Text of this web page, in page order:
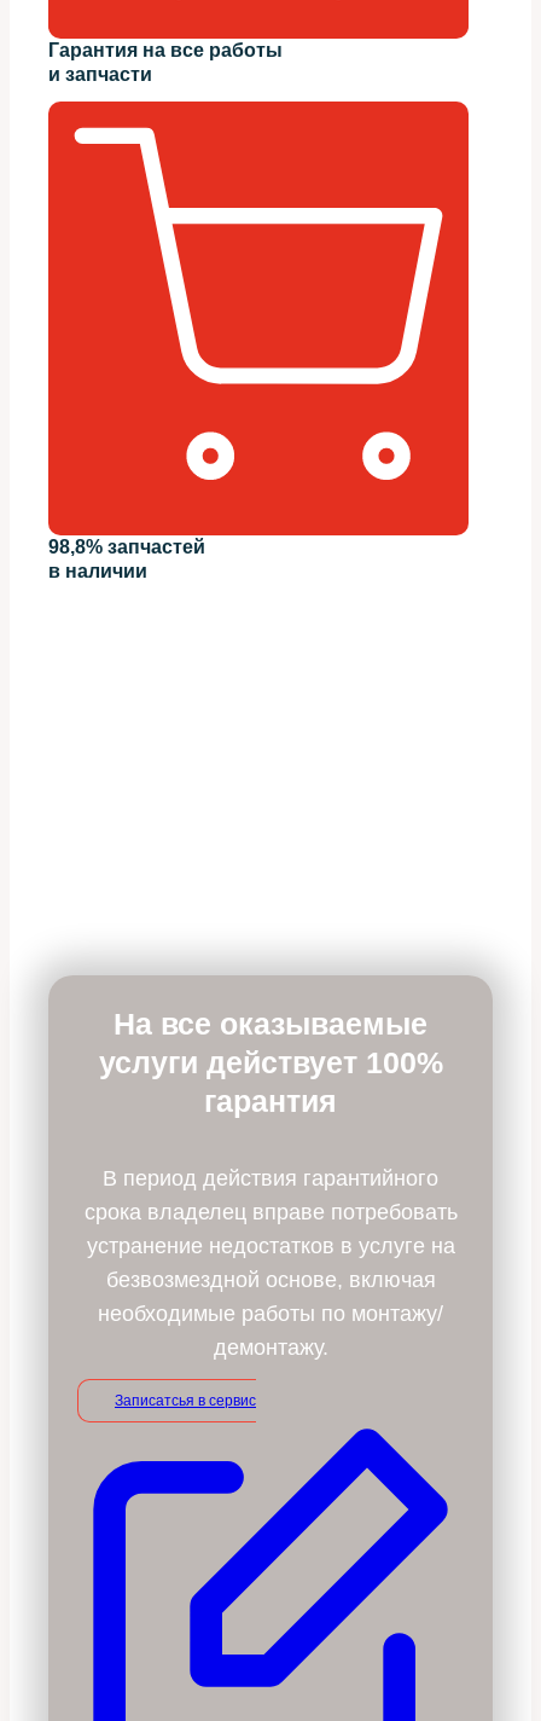
Гарантия на все работы
и запчасти
98,8% запчастей
в наличии
На все оказываемые
услуги действует 100%
гарантия
В период действия гарантийного
срока владелец вправе потребовать
устранение недостатков в услуге на
безвозмездной основе, включая
необходимые работы по монтажу/
демонтажу.
Записатсья в сервис